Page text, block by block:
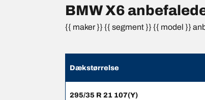
BMW X6
{{ maker }} {{ segment }} {{ model }}
Dækstørrelse
295/35 R 21 107(Y)